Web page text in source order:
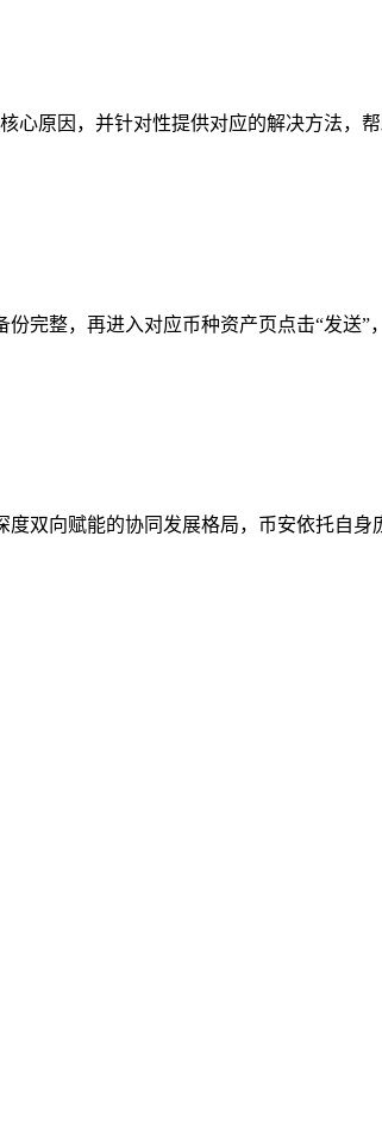
心原因，并针对性提供对应的解决方法，
完整，再进入对应币种资产页点击“发送”
双向赋能的协同发展格局，币安依托自身